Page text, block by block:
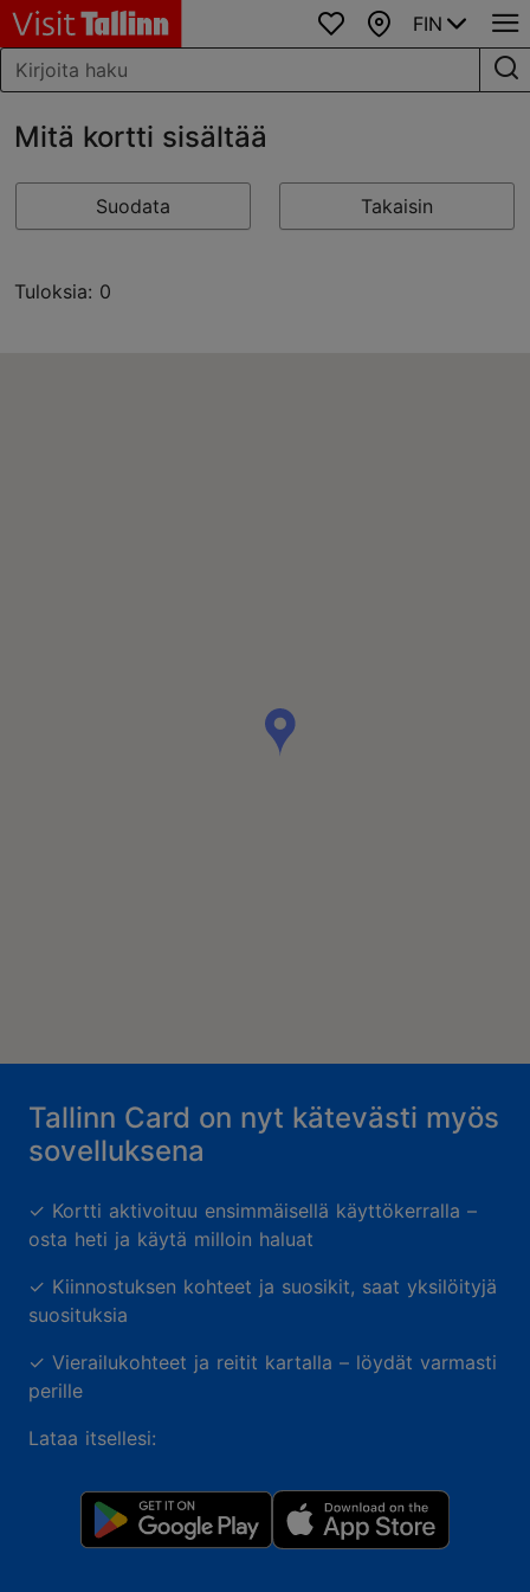
SuosikitKartta
FIN
Mitä kortti sisältää
Suodata Takaisin
Tuloksia: 0
Tallinn Card on nyt kätevästi myös
sovelluksena
✓ Kortti aktivoituu ensimmäisellä käyttökerralla –
osta heti ja käytä milloin haluat
✓ Kiinnostuksen kohteet ja suosikit, saat yksilöityjä
suosituksia
✓ Vierailukohteet ja reitit kartalla – löydät varmasti
perille
Lataa itsellesi: